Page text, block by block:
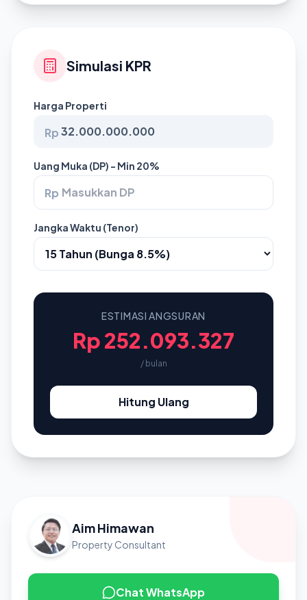
Simulasi KPR
Harga Properti
Rp
Uang Muka (DP) - Min 20%
Rp
Jangka Waktu (Tenor)
ESTIMASI ANGSURAN
Rp 252.093.327
/ bulan
Hitung Ulang
Aim Himawan
Property Consultant
Chat WhatsApp